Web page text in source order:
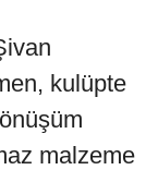
kulüpte
malzeme